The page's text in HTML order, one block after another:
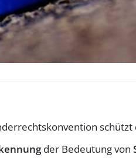
schützt
der Bedeutung von